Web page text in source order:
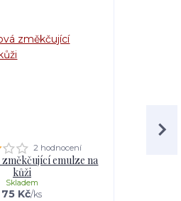
2 hodnocení
změkčující emulze na
kůži
75 Kč/ks
Skladem